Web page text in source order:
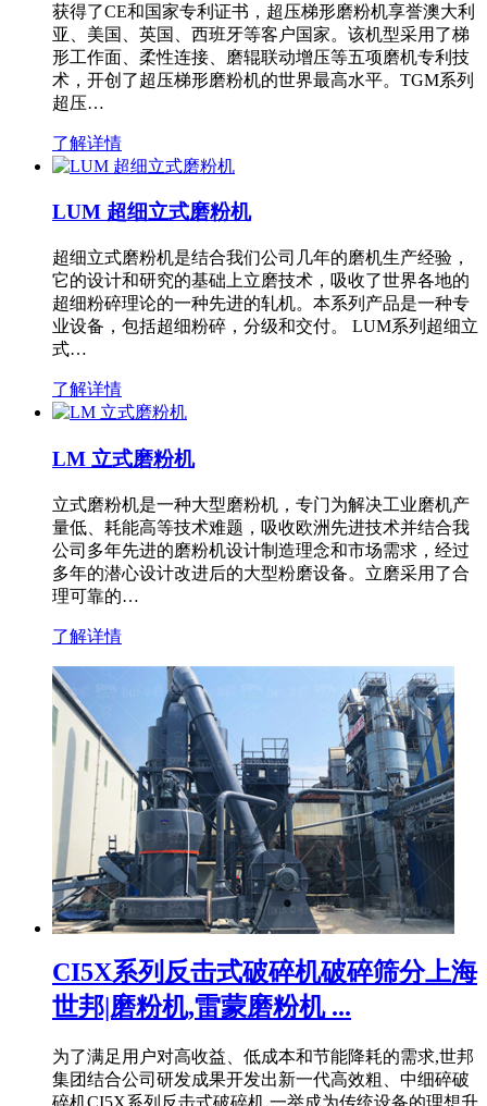
获得了CE和国家专利证书，超压梯形磨粉机享誉澳大利
亚、美国、英国、西班牙等客户国家。该机型采用了梯
形工作面、柔性连接、磨辊联动增压等五项磨机专利技
术，开创了超压梯形磨粉机的世界最高水平。TGM系列
超压…
了解详情
LUM 超细立式磨粉机
超细立式磨粉机是结合我们公司几年的磨机生产经验，
它的设计和研究的基础上立磨技术，吸收了世界各地的
超细粉碎理论的一种先进的轧机。本系列产品是一种专
业设备，包括超细粉碎，分级和交付。 LUM系列超细立
式…
了解详情
LM 立式磨粉机
立式磨粉机是一种大型磨粉机，专门为解决工业磨机产
量低、耗能高等技术难题，吸收欧洲先进技术并结合我
公司多年先进的磨粉机设计制造理念和市场需求，经过
多年的潜心设计改进后的大型粉磨设备。立磨采用了合
理可靠的…
了解详情
CI5X系列反击式破碎机破碎筛分上海
世邦|磨粉机,雷蒙磨粉机 ...
为了满足用户对高收益、低成本和节能降耗的需求,世邦
集团结合公司研发成果开发出新一代高效粗、中细碎破